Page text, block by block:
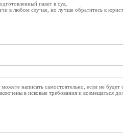
пакет в суд.
в любом случае, но лучше обратитесь к
написать самостоятельно, если не
в исковые требования и возмещаться